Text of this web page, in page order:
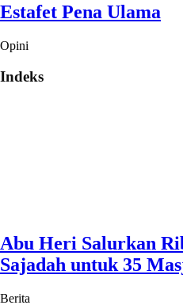
Estafet Pena Ulama
Opini
Indeks
Abu Heri Salurkan
Sajadah untuk 35
Berita